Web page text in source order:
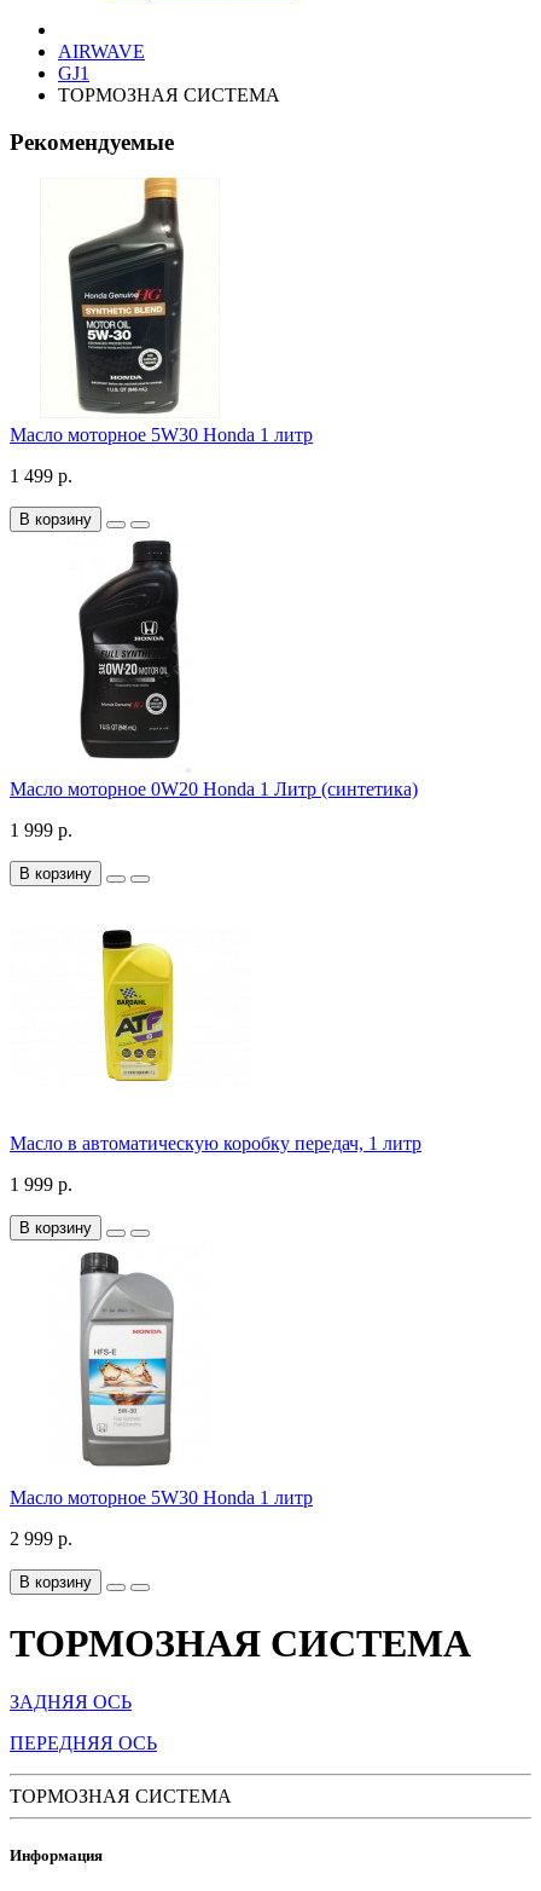
AIRWAVE
GJ1
ТОРМОЗНАЯ СИСТЕМА
Рекомендуемые
Масло моторное 5W30 Honda 1 литр
1 499 р.
В корзину
Масло моторное 0W20 Honda 1 Литр (синтетика)
1 999 р.
В корзину
Масло в автоматическую коробку передач, 1 литр
1 999 р.
В корзину
Масло моторное 5W30 Honda 1 литр
2 999 р.
В корзину
ТОРМОЗНАЯ СИСТЕМА
ЗАДНЯЯ ОСЬ
ПЕРЕДНЯЯ ОСЬ
ТОРМОЗНАЯ СИСТЕМА
Информация